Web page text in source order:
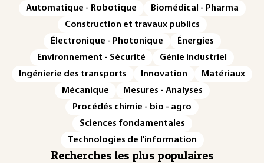
Automatique - Robotique
Biomédical - Pharma
Construction et travaux publics
Électronique - Photonique
Énergies
Environnement - Sécurité
Génie industriel
Ingénierie des transports
Innovation
Matériaux
Mécanique
Mesures - Analyses
Procédés chimie - bio - agro
Sciences fondamentales
Technologies de l'information
Recherches les plus populaires